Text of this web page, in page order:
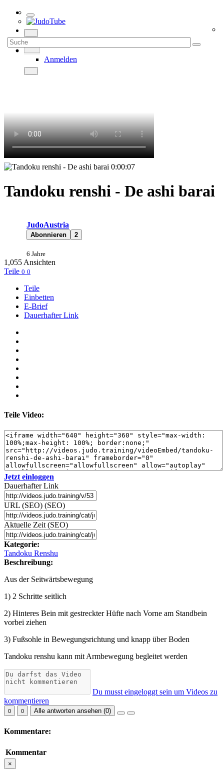
Anmelden
0:00:07
Tandoku renshi - De ashi barai
JudoAustria
Abonnieren 2
6 Jahre
1,055 Ansichten
Teile 0 0
Teile
Einbetten
E-Brief
Dauerhafter Link
Teile Video:
Jetzt einloggen
Dauerhafter Link
URL (SEO) (SEO)
Aktuelle Zeit (SEO)
Kategorie:
Tandoku Renshu
Beschreibung:
Aus der Seitwärtsbewegung
1) 2 Schritte seitlich
2) Hinteres Bein mit gestreckter Hüfte nach Vorne am Standbein
vorbei ziehen
3) Fußsohle in Bewegungsrichtung und knapp über Boden
Tandoku renshu kann mit Armbewegung begleitet werden
Du musst eingeloggt sein um Videos zu
kommentieren
0 0 Alle antworten ansehen (0)
Kommentare:
Kommentar
×